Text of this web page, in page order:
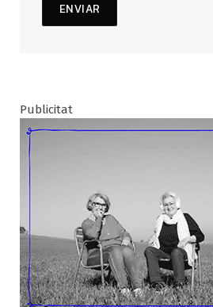
Publicitat